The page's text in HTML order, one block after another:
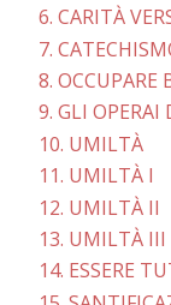
6. CARITÀ
7.
8. OCCUPARE
9. GLI OPERAI
10. UMILTÀ
11. UMILTÀ I
12. UMILTÀ II
13. UMILTÀ III
14. ESSERE